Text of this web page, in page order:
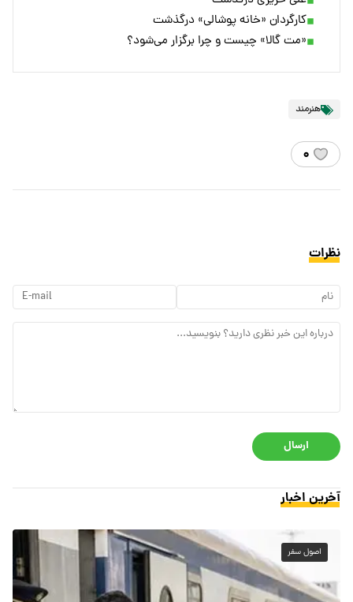
کارگردان «خانه پوشالی» درگذشت
«مت گالا» چیست و چرا برگزار می‌شود؟
هنرمند
۰
نظرات
ارسال
آخرین اخبار
اصول سفر